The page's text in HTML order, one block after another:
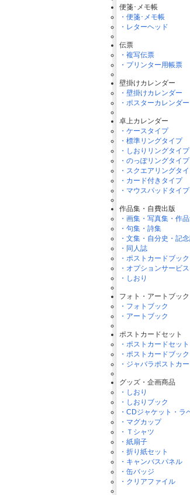
便箋･メモ帳
・便箋･メモ帳
・レターヘッド
伝票
・複写伝票
・プリンター用帳票
壁掛けカレンダー
・壁掛けカレンダー
・ポスターカレンダー
卓上カレンダー
・ケースタイプ
・標準リングタイプ
・しおりリングタイプ
・のっぽリングタイプ
・スクエアリングタ
・カード付きタイプ
・マウスパッドタイプ
作品集・自費出版
・画集・写真集・作
・句集・詩集
・文集・自分史・記
・同人誌
・ポストカードブック
・オプションサービス
・しおり
フォト・アートブック
・フォトブック
・アートブック
ポストカードセット
・ポストカードセット
・ポストカードブック
・ジャバラポストカ
グッズ・企画商品
・しおり
・しおりブック
・CDジャケット・ラ
・マグカップ
・Ｔシャツ
・紙扇子
・折り紙セット
・キャンバスパネル
・缶バッジ
・クリアファイル